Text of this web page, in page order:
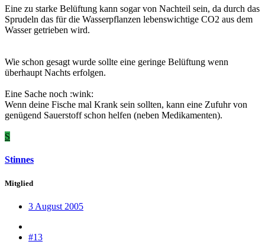
Eine zu starke Belüftung kann sogar von Nachteil sein, da durch das
Sprudeln das für die Wasserpflanzen lebenswichtige CO2 aus dem
Wasser getrieben wird.
Wie schon gesagt wurde sollte eine geringe Belüftung wenn
überhaupt Nachts erfolgen.
Eine Sache noch :wink:
Wenn deine Fische mal Krank sein sollten, kann eine Zufuhr von
genügend Sauerstoff schon helfen (neben Medikamenten).
S
Stinnes
Mitglied
3 August 2005
#13